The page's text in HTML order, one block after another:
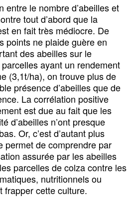
entre le nombre d’abeilles et
tout d’abord que la
en fait très médiocre. De
points ne plaide guère en
des abeilles sur le
ayant un rendement
(3,1t/ha), on trouve plus de
présence d’abeilles que de
La corrélation positive
est due au fait que les
d’abeilles n’ont presque
Or, c’est d’autant plus
permet de comprendre par
assurée par les abeilles
parcelles de colza contre les
nutritionnels ou
frapper cette culture.